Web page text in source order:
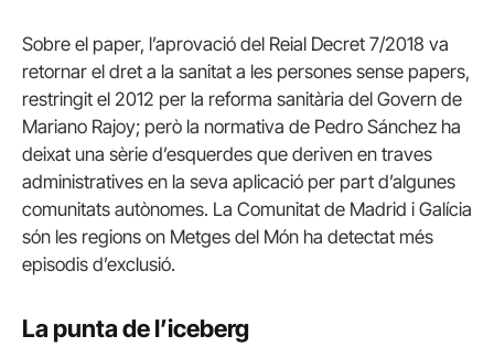
Sobre el paper, l’aprovació del Reial Decret 7/2018 va
retornar el dret a la sanitat a les persones sense papers,
restringit el 2012 per la reforma sanitària del Govern de
Mariano Rajoy; però la normativa de Pedro Sánchez ha
deixat una sèrie d’esquerdes que deriven en traves
administratives en la seva aplicació per part d’algunes
comunitats autònomes. La Comunitat de Madrid i Galícia
són les regions on Metges del Món ha detectat més
episodis d’exclusió.
La punta de l’iceberg